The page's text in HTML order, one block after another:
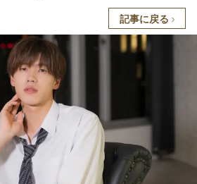
記事に戻る